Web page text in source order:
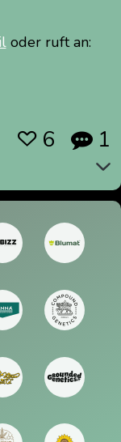
oder ruft an:
 6  1